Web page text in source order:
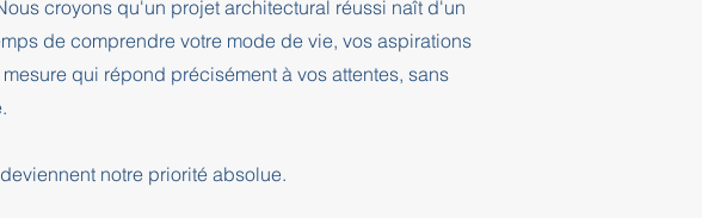
croyons qu'un projet architectural réussi naît d'un
de comprendre votre mode de vie, vos aspirations
qui répond précisément à vos attentes, sans
notre priorité absolue.